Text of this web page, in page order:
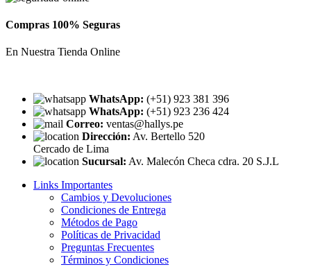
Compras 100% Seguras
En Nuestra Tienda Online
WhatsApp: (+51) 923 381 396
WhatsApp: (+51) 923 236 424
Correo: ventas@hallys.pe
Dirección: Av. Bertello 520
Cercado de Lima
Sucursal: Av. Malecón Checa cdra. 20 S.J.L
Links Importantes
Cambios y Devoluciones
Condiciones de Entrega
Métodos de Pago
Políticas de Privacidad
Preguntas Frecuentes
Términos y Condiciones